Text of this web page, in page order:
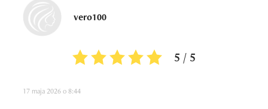
vero100
5 / 5
17 maja 2026 o 8:44